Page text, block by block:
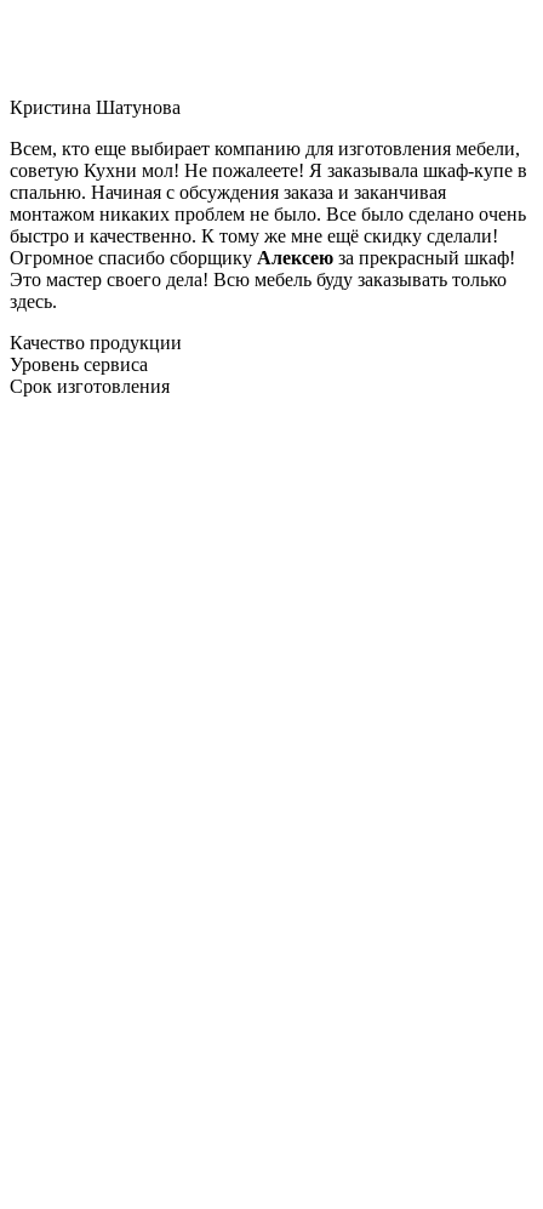
Кристина Шатунова
Всем, кто еще выбирает компанию для изготовления мебели,
советую Кухни мол! Не пожалеете! Я заказывала шкаф-купе в
спальню. Начиная с обсуждения заказа и заканчивая
монтажом никаких проблем не было. Все было сделано очень
быстро и качественно. К тому же мне ещё скидку сделали!
Огромное спасибо сборщику Алексею за прекрасный шкаф!
Это мастер своего дела! Всю мебель буду заказывать только
здесь.
Качество продукции
Уровень сервиса
Срок изготовления